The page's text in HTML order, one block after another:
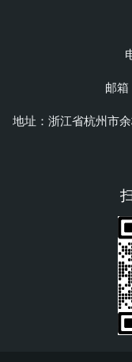
邮箱
地址：浙江省杭州市